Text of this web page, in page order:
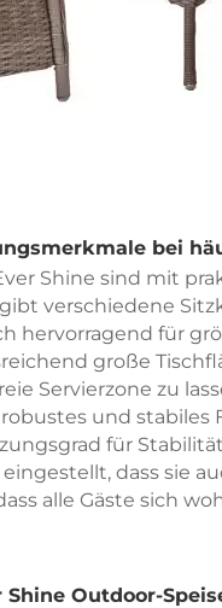
bei
Shine sind mit
verschiedene
hervorragend für
große
Servierzone zu
und
für
dass sie
alle Gäste sich
Outdoor-